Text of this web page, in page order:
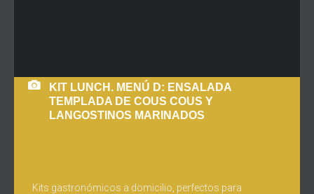
KIT LUNCH. MENÚ D: ENSALADA
TEMPLADA DE COUS COUS Y
LANGOSTINOS MARINADOS
Kits gastronómicos a domicilio, perfectos para